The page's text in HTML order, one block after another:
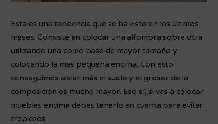
Esta es una tendencia que se ha visto en los últimos
meses. Consiste en colocar una alfombra sobre otra
utilizando una como base de mayor tamaño y
colocando la más pequeña encima. Con esto
conseguimos aislar más el suelo y el grosor de la
composición es mucho mayor. Eso sí, si vas a colocar
muebles encima debes tenerlo en cuenta para evitar
tropiezos.